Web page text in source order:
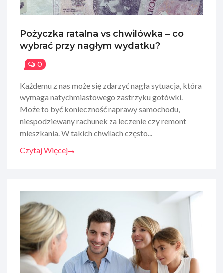
Pożyczka ratalna vs chwilówka – co
wybrać przy nagłym wydatku?
0
Każdemu z nas może się zdarzyć nagła sytuacja, która
wymaga natychmiastowego zastrzyku gotówki.
Może to być konieczność naprawy samochodu,
niespodziewany rachunek za leczenie czy remont
mieszkania. W takich chwilach często...
Czytaj Więcej